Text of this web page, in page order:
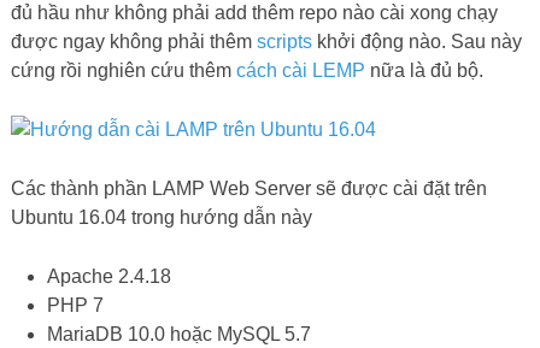
đủ hầu như không phải add thêm repo nào cài xong chạy
được ngay không phải thêm scriptskhởi động nào. Sau này
cứng rồi nghiên cứu thêm cách cài LEMP nữa là đủ bộ.
Các thành phần LAMP Web Server sẽ được cài đặt trên
Ubuntu 16.04 trong hướng dẫn này
Apache 2.4.18
PHP 7
MariaDB 10.0 hoặc MySQL 5.7